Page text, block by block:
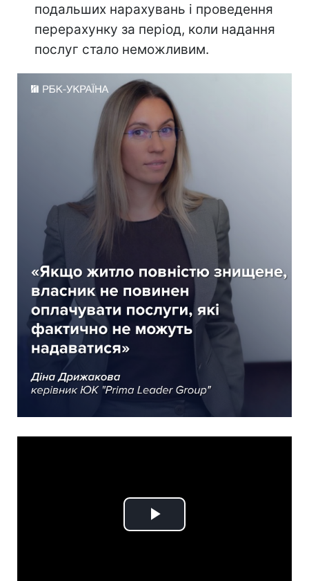
подальших нарахувань і проведення
перерахунку за період, коли надання
послуг стало неможливим.
Play